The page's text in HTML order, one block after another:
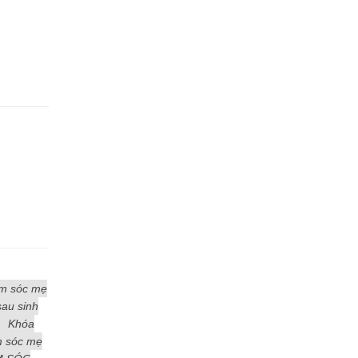
sóc mẹ
sinh
Khóa
sóc mẹ